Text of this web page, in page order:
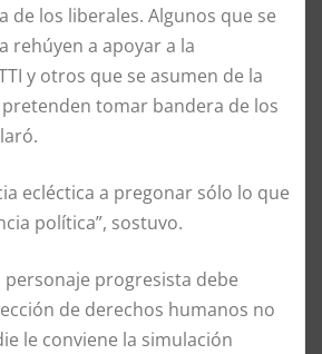
de los liberales. Algunos que se
rehúyen a apoyar a la
y otros que se asumen de la
tomar bandera de los
ecléctica a pregonar sólo lo que
política”, sostuvo.
progresista debe
de derechos humanos no
le conviene la simulación